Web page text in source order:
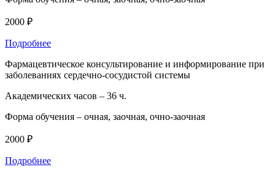
2000 ₽
Подробнее
Фармацевтическое консультирование и информирование при
заболеваниях сердечно-сосудистой системы
Академических часов – 36 ч.
Форма обучения – очная, заочная, очно-заочная
2000 ₽
Подробнее